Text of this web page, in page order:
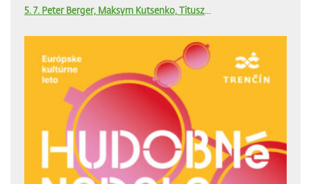
5. 7. Peter Berger, Maksym Kutsenko, Titusz